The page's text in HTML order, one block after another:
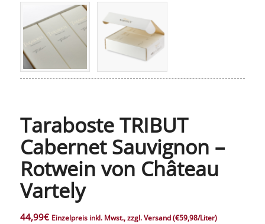
Taraboste TRIBUT
Cabernet Sauvignon –
Rotwein von Château
Vartely
44,99€ Einzelpreis inkl. Mwst., zzgl. Versand(€59,98/Liter)